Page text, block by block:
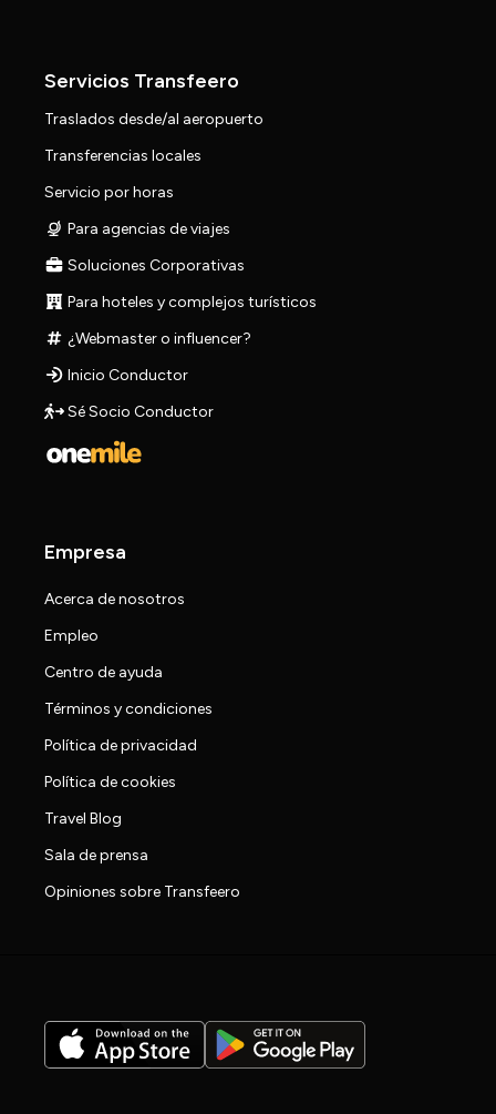
Servicios Transfeero
Traslados desde/al aeropuerto
Transferencias locales
Servicio por horas
Para agencias de viajes
Soluciones Corporativas
Para hoteles y complejos turísticos
¿Webmaster o influencer?
Inicio Conductor
Sé Socio Conductor
Empresa
Acerca de nosotros
Empleo
Centro de ayuda
Términos y condiciones
Política de privacidad
Política de cookies
Travel Blog
Sala de prensa
Opiniones sobre Transfeero